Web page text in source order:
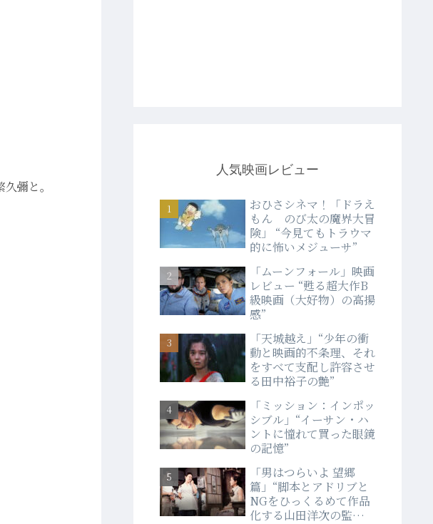
彌と。
人気映画レビュー
おひさシネマ！「ドラえ
もん のび太の魔界大冒
険」 “今見てもトラウマ
的に怖いメジューサ”
「ムーンフォール」映画
レビュー “甦る超大作B
級映画（大好物）の高揚
感”
「天城越え」“少年の衝
動と映画的不条理、それ
をすべて支配し許容させ
る田中裕子の艶”
「ミッション：インポッ
シブル」“イーサン・ハ
ントに憧れて買った眼鏡
の記憶”
「男はつらいよ 望郷
篇」“脚本とアドリブと
NGをひっくるめて作品
化する山田洋次の監督